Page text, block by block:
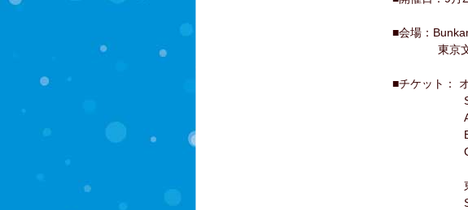
■会場：
東京文化
■チケット：
S席
A席
B席
C席
東京
S席